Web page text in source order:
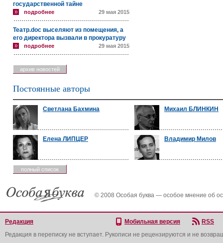
государственной тайне
подробнее 29 мая 2015
Театр.doc выселяют из помещения, а
его директора вызвали в прокуратуру
подробнее 29 мая 2015
архив новостей
Постоянные авторы
Светлана Бахмина Михаил БЛИНКИН
Елена ЛИПЦЕР Владимир Милов
полный список
© 2008 Особая буква — особое мнение об
Редакция Мобильная версия
RSS
Редакция в переписку не вступает. Рукописи не рецензируются и не